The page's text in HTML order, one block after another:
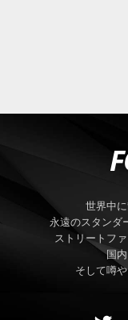
世界中
永遠のスタンダ
ストリートフ
国
そして噂